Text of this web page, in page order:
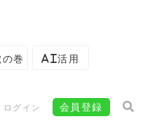
巻 AI活用
ログイン 会員登録